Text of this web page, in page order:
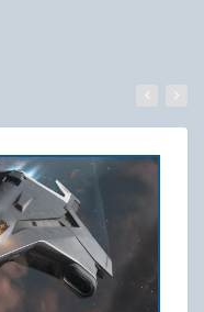
WARENKORB